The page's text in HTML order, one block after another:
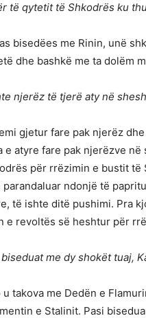
të qytetit të Shkodrës ku
bisedëes me Rinin, unë
dhe bashkë me ta dolëm
njerëz të tjerë aty në
gjetur fare pak njerëz
e atyre fare pak njerëzve
për rrëzimin e bustit
parandaluar ndonjë të
të ishte ditë pushimi. Pra
e revoltës së heshtur për
me dy shokët tuaj,
u takova me Dedën e
e Stalinit. Pasi